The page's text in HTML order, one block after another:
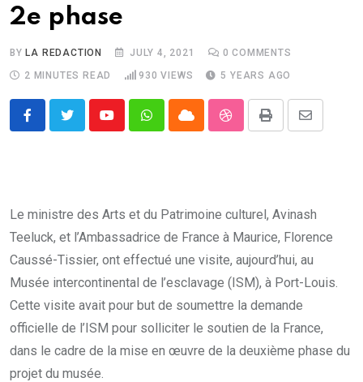
2e phase
BYLA REDACTION JULY 4, 2021 0 COMMENTS
2 MINUTES READ
930 VIEWS 5 YEARS AGO
YoutubeWhatsappCloud StumbleUpon
Print
Share
Le ministre des Arts et du Patrimoine culturel, Avinash
Teeluck, et l’Ambassadrice de France à Maurice, Florence
Caussé-Tissier, ont effectué une visite, aujourd’hui, au
Musée intercontinental de l’esclavage (ISM), à Port-Louis.
Cette visite avait pour but de soumettre la demande
officielle de l’ISM pour solliciter le soutien de la France,
dans le cadre de la mise en œuvre de la deuxième phase du
projet du musée.